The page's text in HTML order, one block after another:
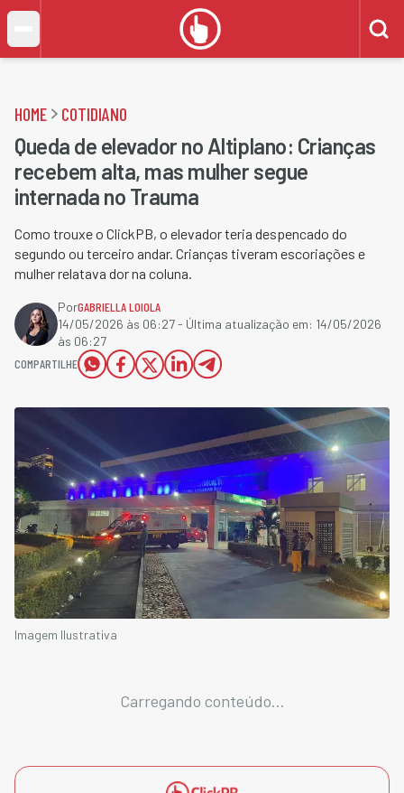
HOME COTIDIANO
Queda de elevador no Altiplano: Crianças
recebem alta, mas mulher segue
internada no Trauma
Como trouxe o ClickPB, o elevador teria despencado do
segundo ou terceiro andar. Crianças tiveram escoriações e
mulher relatava dor na coluna.
PorGABRIELLA LOIOLA
14/05/2026 às 06:27- Última atualização em: 14/05/2026
às 06:27
COMPARTILHE
Imagem Ilustrativa
Carregando conteúdo...